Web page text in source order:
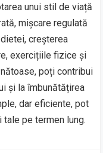
unui stil de viață
mișcare regulată
creșterea
exercițiile fizice și
poți contribui
și la îmbunătățirea
dar eficiente, pot
tale pe termen lung.